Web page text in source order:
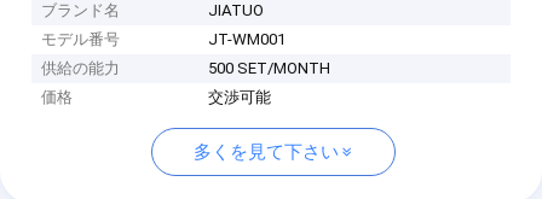
ブランド名
JIATUO
モデル番号
JT-WM001
供給の能力
500 SET/MONTH
価格
交渉可能
多くを見て下さい